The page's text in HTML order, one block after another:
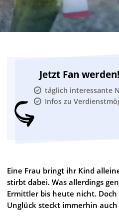
Jetzt Fan werden!
täglich interessante
Infos zu
Eine Frau bringt ihr Kind
stirbt dabei. Was allerdings
Ermittler bis heute nicht.
Unglück steckt immerhin